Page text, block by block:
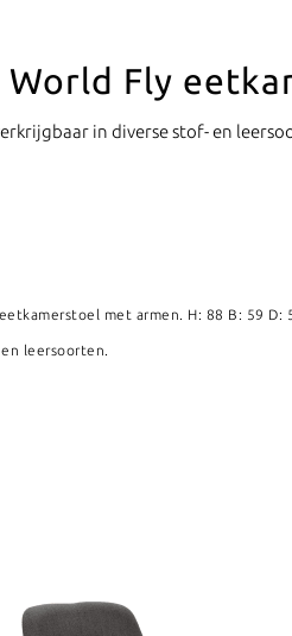
World Fly
in diverse stof- en
met armen. H: 88 B: 59
leersoorten.